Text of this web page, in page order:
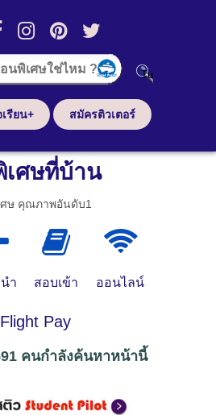
รียน+ สมัครติวเตอร์
เศษที่บ้าน
ษ คุณภาพอันดับ1
ำ สอบเข้า ออนไลน์
Flight Pay
คนกำลังค้นหาหน้านี้